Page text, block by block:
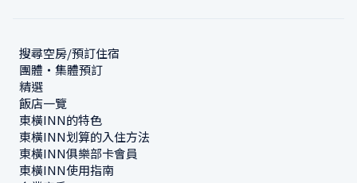
搜尋空房/預訂住宿
團體・集體預訂
精選
飯店一覽
東橫INN的特色
東橫INN划算的入住方法
東橫INN俱樂部卡會員
東橫INN使用指南